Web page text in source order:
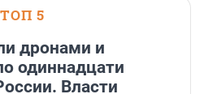
ТОП 5
дронами и
одиннадцати
Власти